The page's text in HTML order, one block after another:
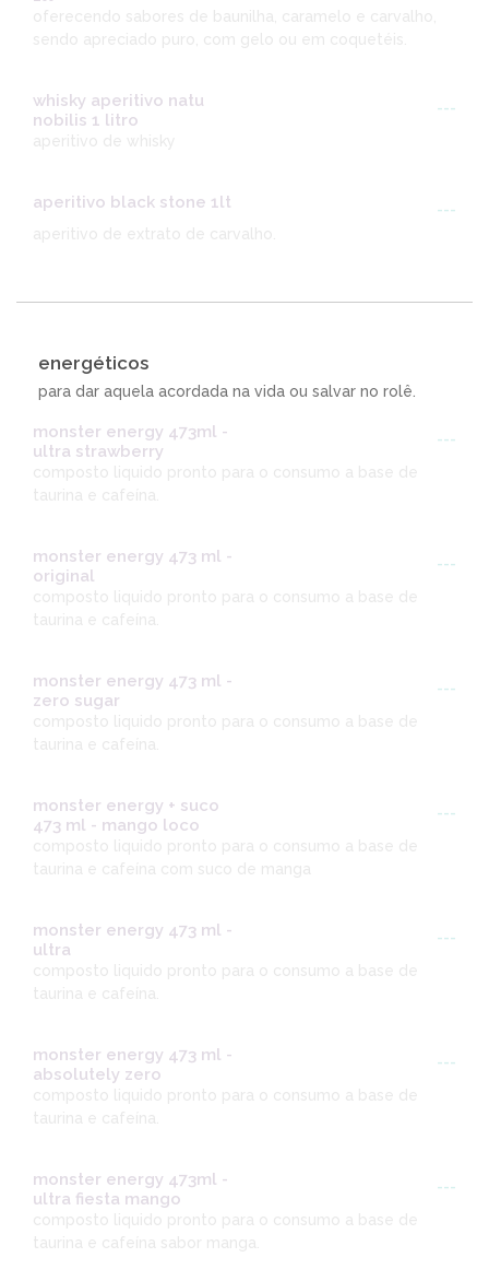
oferecendo sabores de baunilha, caramelo e carvalho,
sendo apreciado puro, com gelo ou em coquetéis.
whisky aperitivo natu
nobilis 1 litro
---
aperitivo black stone 1lt
---
aperitivo de extrato de carvalho.
energéticos
para dar aquela acordada na vida ou salvar no rolê.
monster energy 473ml -
ultra strawberry
---
composto liquido pronto para o consumo a base de
taurina e cafeína.
monster energy 473 ml -
original
---
composto liquido pronto para o consumo a base de
taurina e cafeína.
monster energy 473 ml -
zero sugar
---
composto liquido pronto para o consumo a base de
taurina e cafeína.
monster energy + suco
473 ml - mango loco
---
composto liquido pronto para o consumo a base de
taurina e cafeína com suco de manga
monster energy 473 ml -
ultra
---
composto liquido pronto para o consumo a base de
taurina e cafeína.
monster energy 473 ml -
absolutely zero
---
composto liquido pronto para o consumo a base de
taurina e cafeína.
monster energy 473ml -
ultra fiesta mango
---
composto liquido pronto para o consumo a base de
taurina e cafeína sabor manga.